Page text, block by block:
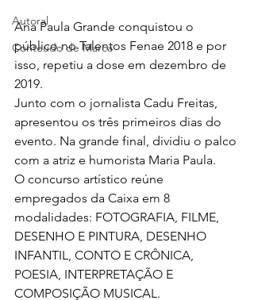
Autoral
Conteúdo de Marca
Ana Paula Grande conquistou o
público no Talentos Fenae 2018 e por
isso, repetiu a dose em dezembro de
2019.
Junto com o jornalista Cadu Freitas,
apresentou os três primeiros dias do
evento. Na grande final, dividiu o palco
com a atriz e humorista Maria Paula.
O concurso artístico reúne
empregados da Caixa em 8
modalidades: FOTOGRAFIA, FILME,
DESENHO E PINTURA, DESENHO
INFANTIL, CONTO E CRÔNICA,
POESIA, INTERPRETAÇÃO E
COMPOSIÇÃO MUSICAL.